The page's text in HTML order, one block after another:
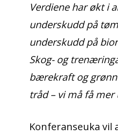
Verdiene har økt i
underskudd på
underskudd på
Skog- og
bærekraft og
tråd – vi må få mer
Konferanseuka vil